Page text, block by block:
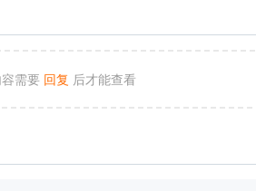
需要 回复 后才能查看